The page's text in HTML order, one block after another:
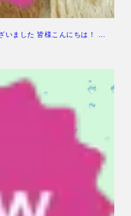
いました 皆様こんにちは！ …